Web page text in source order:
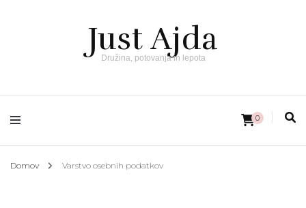
Just Ajda
Družina, potovanja in lepota
0
Domov Varstvo osebnih podatkov